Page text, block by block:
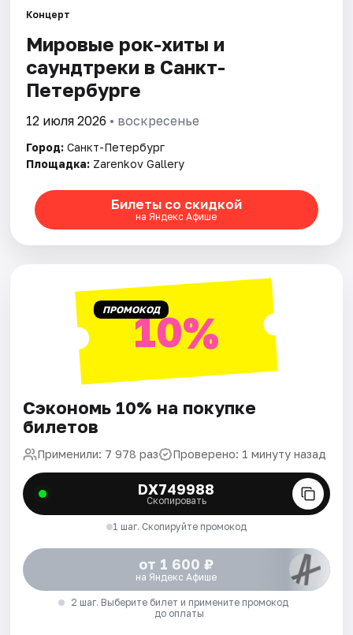
Города
Площадки
Артисты
Рейтинги
Концерт
Мировые рок-хиты и
саундтреки в Санкт-
Петербурге
12 июля 2026 • воскресенье
Город: Санкт-Петербург
Площадка: Zarenkov Gallery
Билеты со скидкой
на Яндекс Афише
ПРОМОКОД10%
Сэкономь 10% на покупке
билетов
Применили: 7 978 раз Проверено: 1 минуту назад
DX749988
Скопировать
1 шаг. Скопируйте промокод
от 1 600 ₽
на Яндекс Афише
2 шаг. Выберите билет и примените промокод
до оплаты